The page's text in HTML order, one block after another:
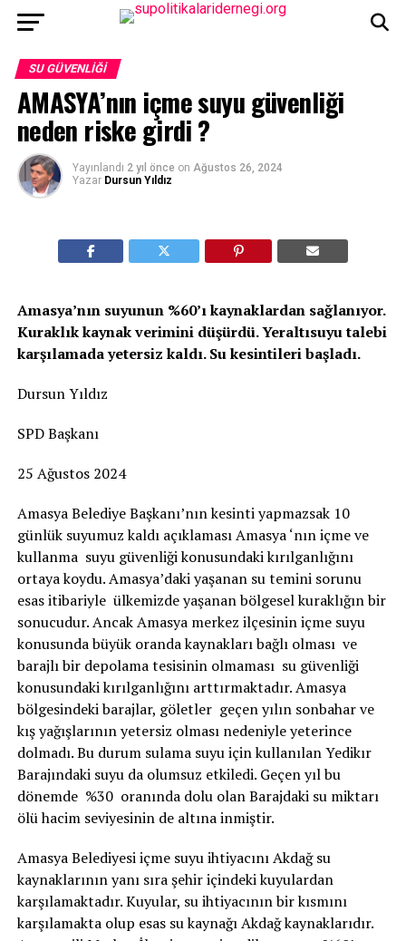
SU GÜVENLIĞI
AMASYA’nın içme suyu güvenliği
neden riske girdi ?
Yayınlandı 2 yıl önce on Ağustos 26, 2024
Yazar Dursun Yıldız
Amasya’nın suyunun %60’ı kaynaklardan sağlanıyor.
Kuraklık kaynak verimini düşürdü. Yeraltısuyu talebi
karşılamada yetersiz kaldı. Su kesintileri başladı.
Dursun Yıldız
SPD Başkanı
25 Ağustos 2024
Amasya Belediye Başkanı’nın kesinti yapmazsak 10
günlük suyumuz kaldı açıklaması Amasya ‘nın içme ve
kullanma suyu güvenliği konusundaki kırılganlığını
ortaya koydu. Amasya’daki yaşanan su temini sorunu
esas itibariyle ülkemizde yaşanan bölgesel kuraklığın bir
sonucudur. Ancak Amasya merkez ilçesinin içme suyu
konusunda büyük oranda kaynakları bağlı olması ve
barajlı bir depolama tesisinin olmaması su güvenliği
konusundaki kırılganlığını arttırmaktadır. Amasya
bölgesindeki barajlar, göletler geçen yılın sonbahar ve
kış yağışlarının yetersiz olması nedeniyle yeterince
dolmadı. Bu durum sulama suyu için kullanılan Yedikır
Barajındaki suyu da olumsuz etkiledi. Geçen yıl bu
dönemde %30 oranında dolu olan Barajdaki su miktarı
ölü hacim seviyesinin de altına inmiştir.
Amasya Belediyesi içme suyu ihtiyacını Akdağ su
kaynaklarının yanı sıra şehir içindeki kuyulardan
karşılamaktadır. Kuyular, su ihtiyacının bir kısmını
karşılamakta olup esas su kaynağı Akdağ kaynaklarıdır.